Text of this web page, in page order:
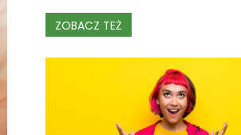
ZOBACZ TEŻ